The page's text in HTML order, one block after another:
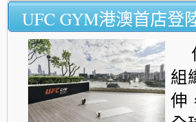
UFC GYM港澳首店登
組
伸